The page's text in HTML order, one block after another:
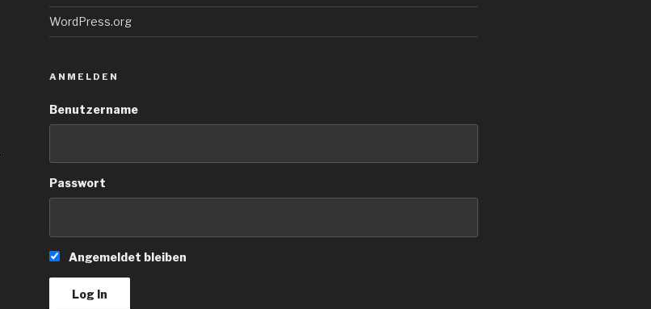
WordPress.org
ANMELDEN
Benutzername
Passwort
Angemeldet bleiben